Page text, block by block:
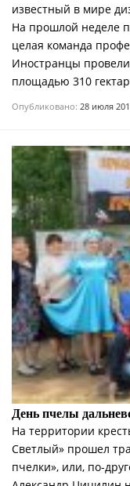
известный в мире
На прошлой неделе
целая команда
Иностранцы провели
площадью 310
Опубликовано: 28 июля
День пчелы
На территории
Светлый» прошел
пчелки», или, по-